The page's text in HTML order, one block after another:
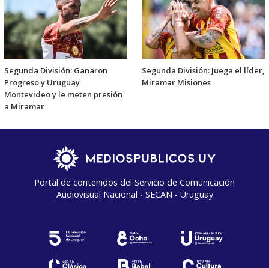
Segunda División: Ganaron
Progreso y Uruguay
Montevideo y le meten presión
a Miramar
Segunda División: Juega el líder,
Miramar Misiones
Portal de contenidos del Servicio de Comunicación
Audiovisual Nacional - SECAN - Uruguay